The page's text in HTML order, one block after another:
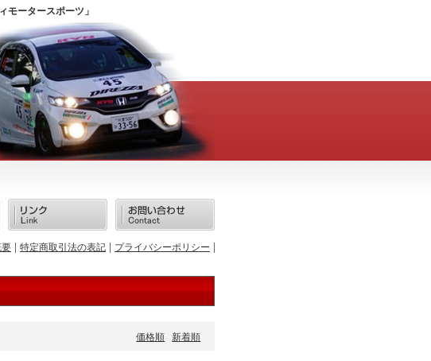
モータースポーツ」
特定商取引法の表記 プライバシーポリシー
価格順 新着順